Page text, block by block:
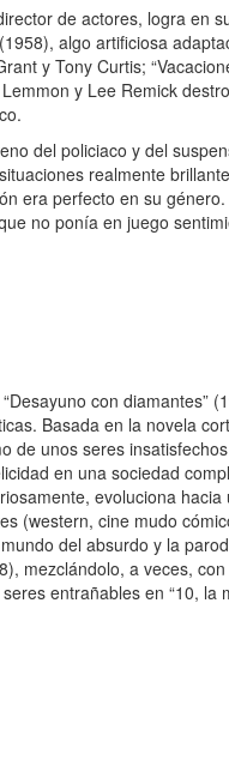
de actores, logra en
algo artificiosa
y Tony Curtis;
y Lee Remick
del policiaco y del
realmente
era perfecto en su
no ponía en juego
con diamantes”
Basada en la novela
de unos seres
en una sociedad
evoluciona hacia
(western, cine mudo
del absurdo y la
mezclándolo, a veces,
entrañables en “10, la